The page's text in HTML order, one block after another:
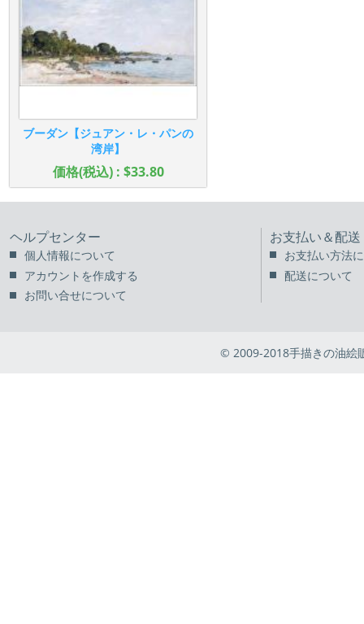
ブーダン【ジュアン・レ・パンの
湾岸】
価格(税込) : $33.80
ヘルプセンター
個人情報について
アカウントを作成する
お問い合せについて
お支払い＆配送
お支払い方法
配送について
© 2009-2018手描きの油絵